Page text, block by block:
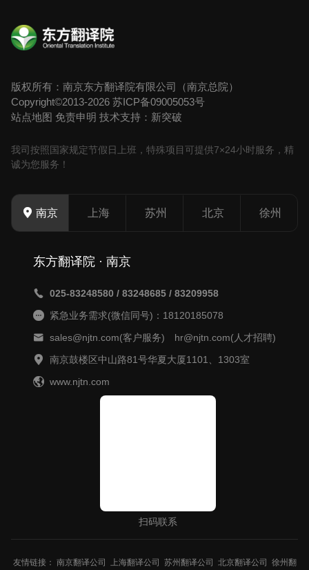
版权所有：南京东方翻译院有限公司（南京总院）
Copyright©2013-2026 苏ICP备09005053号
站点地图 免责申明 技术支持：新突破
我司按照国家规定节假日上班，特殊项目可提供7×24小时服务，精
诚为您服务！
南京 上海 苏州 北京 徐州
东方翻译院 · 南京
025-83248580 / 83248685 / 83209958
紧急业务需求(微信同号)：18120185078
sales@njtn.com(客户服务) hr@njtn.com(人才招聘)
南京鼓楼区中山路81号华夏大厦1101、1303室
www.njtn.com
扫码联系
友情链接： 南京翻译公司 上海翻译公司 苏州翻译公司 北京翻译公司 徐州翻